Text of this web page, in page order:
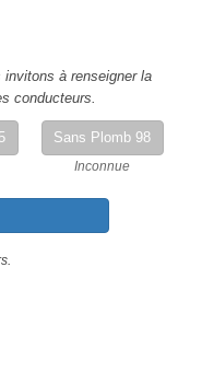
à renseigner la
conducteurs.
Sans Plomb 98
Inconnue